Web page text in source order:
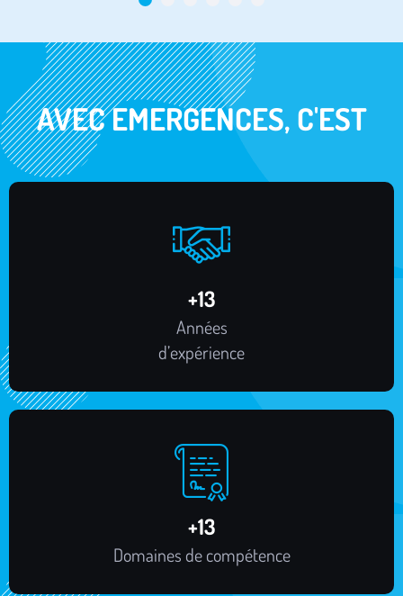
AVEC EMERGENCES, C'EST
+16
Années
d’expérience
+16
Domaines de compétence